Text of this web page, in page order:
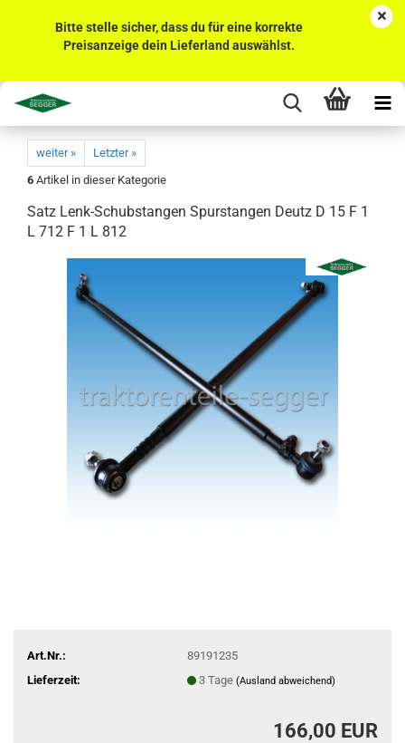
Bitte stelle sicher, dass du für eine korrekte
Preisanzeige dein Lieferland auswählst.
weiter »
Letzter »
6 Artikel in dieser Kategorie
Satz Lenk-Schubstangen Spurstangen Deutz D 15 F 1
L 712 F 1 L 812
Art.Nr.:
89191235
Lieferzeit:
3 Tage (Ausland abweichend)
166,00 EUR